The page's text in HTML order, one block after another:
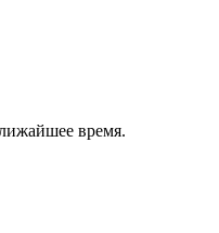
время.